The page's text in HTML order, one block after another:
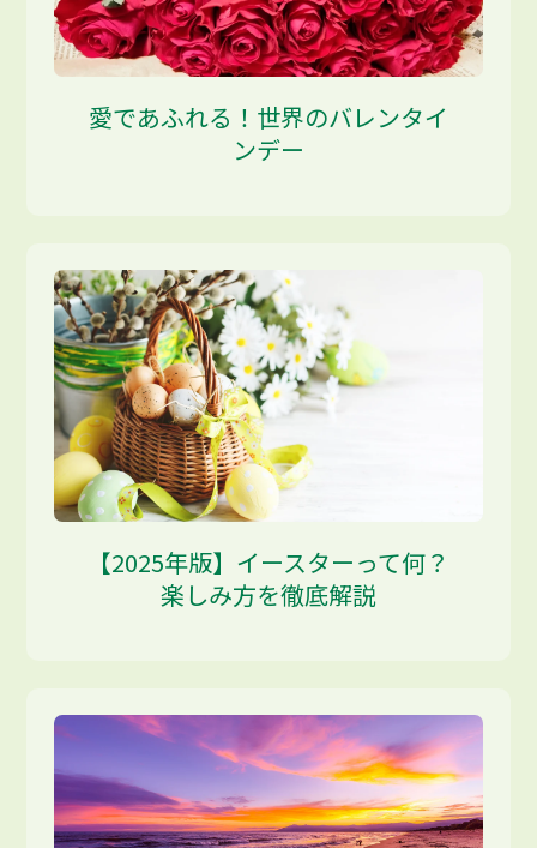
愛であふれる！世界のバレンタイ
ンデー
【2025年版】イースターって何？
楽しみ方を徹底解説